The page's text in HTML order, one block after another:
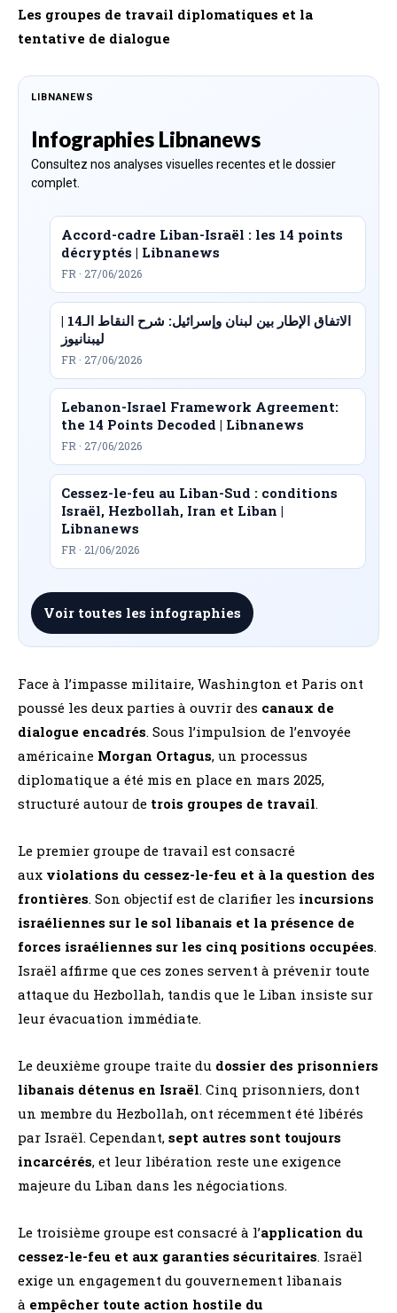
Les groupes de travail diplomatiques et la
tentative de dialogue
LIBNANEWS
Infographies Libnanews
Consultez nos analyses visuelles recentes et le dossier
complet.
Accord-cadre Liban-Israël : les 14 points
décryptés | Libnanews
FR · 27/06/2026
الاتفاق الإطار بين لبنان وإسرائيل: شرح النقاط الـ14 |
ليبنانيوز
FR · 27/06/2026
Lebanon-Israel Framework Agreement:
the 14 Points Decoded | Libnanews
FR · 27/06/2026
Cessez-le-feu au Liban-Sud : conditions
Israël, Hezbollah, Iran et Liban |
Libnanews
FR · 21/06/2026
Voir toutes les infographies
Face à l’impasse militaire, Washington et Paris ont
poussé les deux parties à ouvrir des canaux de
dialogue encadrés. Sous l’impulsion de l’envoyée
américaine Morgan Ortagus, un processus
diplomatique a été mis en place en mars 2025,
structuré autour de trois groupes de travail​.
Le premier groupe de travail est consacré
aux violations du cessez-le-feu et à la question des
frontières. Son objectif est de clarifier les incursions
israéliennes sur le sol libanais et la présence de
forces israéliennes sur les cinq positions occupées.
Israël affirme que ces zones servent à prévenir toute
attaque du Hezbollah, tandis que le Liban insiste sur
leur évacuation immédiate​.
Le deuxième groupe traite du dossier des prisonniers
libanais détenus en Israël. Cinq prisonniers, dont
un membre du Hezbollah, ont récemment été libérés
par Israël. Cependant, sept autres sont toujours
incarcérés, et leur libération reste une exigence
majeure du Liban dans les négociations​.
Le troisième groupe est consacré à l’application du
cessez-le-feu et aux garanties sécuritaires. Israël
exige un engagement du gouvernement libanais
à empêcher toute action hostile du